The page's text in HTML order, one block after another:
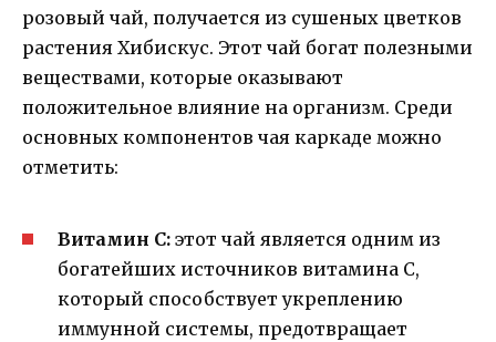
розовый чай, получается из сушеных цветков
растения Хибискус. Этот чай богат полезными
веществами, которые оказывают
положительное влияние на организм. Среди
основных компонентов чая каркаде можно
отметить:
Витамин С: этот чай является одним из
богатейших источников витамина С,
который способствует укреплению
иммунной системы, предотвращает